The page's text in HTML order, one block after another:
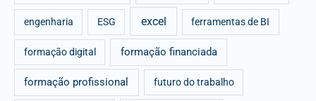
engenharia ESG excel ferramentas de BI
formação digital formação financiada
formação profissional futuro do trabalho